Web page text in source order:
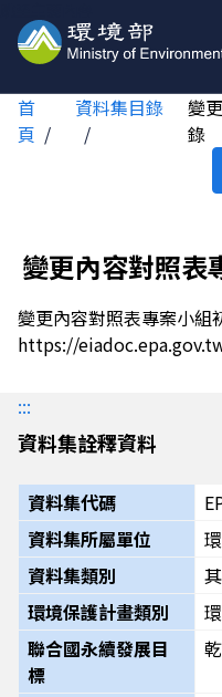
首
頁
資料集目錄
變
錄
變更內容對照表
變更內容對照表專案小組
https://
:::
資料集詮釋資料
資料集代碼
資料集所屬單位
資料集類別
環境保護計畫類別
聯合國永續發展目
標